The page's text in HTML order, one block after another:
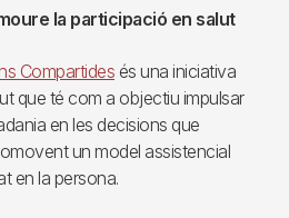
la participació en salut
Compartides és una iniciativa
que té com a objectiu impulsar
en les decisions que
un model assistencial
en la persona.